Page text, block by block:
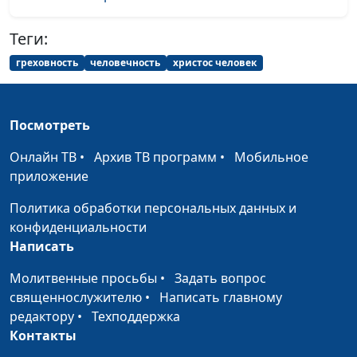
Крылья Бога в нашей
жизни
Под влиянием Духа
Андрей Довгель,
#311
Маленькие шаги к
большим
изменениям
священнослужитель
Эпоха нелюбви
Андрей Довгель,
справедливость
священнослужитель
К чему приводит
тщеславие
Теги:
греховность человечность христос человек
Посмотреть
Онлайн ТВ • Архив ТВ программ • Мобильное
приложение
Политика обработки персональных данных и
конфиденциальности
Написать
Молитвенные просьбы • Задать вопрос
священнослужителю • Написать главному
редактору • Техподдержка
Контакты